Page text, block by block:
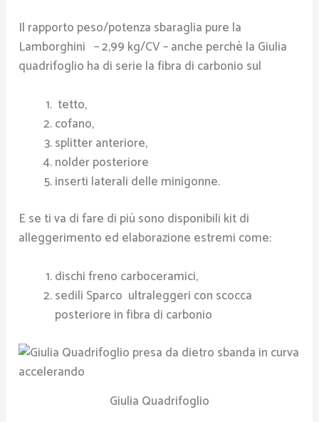
Il rapporto peso/potenza sbaraglia pure la
Lamborghini – 2,99 kg/CV – anche perchè la Giulia
quadrifoglio ha di serie la fibra di carbonio sul
tetto,
cofano,
splitter anteriore,
nolder posteriore
inserti laterali delle minigonne.
E se ti va di fare di più sono disponibili kit di
alleggerimento ed elaborazione estremi come:
dischi freno carboceramici,
sedili Sparco ultraleggeri con scocca
posteriore in fibra di carbonio
Giulia Quadrifoglio